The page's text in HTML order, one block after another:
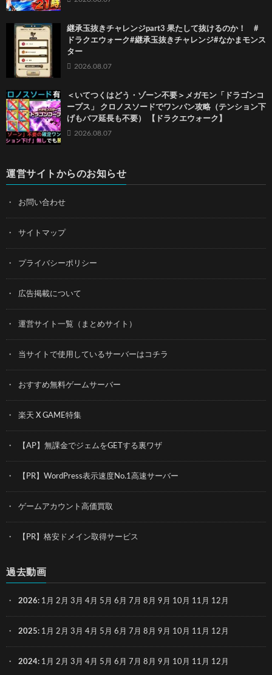
継承玉抜きチャレンジpart3 果たして抜けるのか！ #
ドラクエウォーク#継承玉抜きチャレンジ#なかまモンス
ター
2026.08.07
＜いてつくはどう・ゾーン不要＞メガモン「ドラゴンコ
ープス」 クロノスソードでワンパン攻略（テンション下
げもバフ延長も不要） 【ドラクエウォーク】
2026.08.07
運営サイトからのお知らせ
お問い合わせ
サイトマップ
プライバシーポリシー
広告掲載について
運営サイト一覧（まとめサイト）
当サイトで使用しているサーバーはコチラ
おすすめ無料ゲームサーバー
楽天 X GAME特集
【AP】無課金でジェムをGETする裏ワザ
【PR】WordPress表示速度No.1高速サーバー
ゲームアカウント高価買取
【PR】格安ドメイン取得サービス
過去動画
2026: 1月 2月 3月 4月 5月 6月 7月 8月 9月 10月 11月 12月
2025: 1月 2月 3月 4月 5月 6月 7月 8月 9月 10月 11月 12月
2024: 1月 2月 3月 4月 5月 6月 7月 8月 9月 10月 11月 12月